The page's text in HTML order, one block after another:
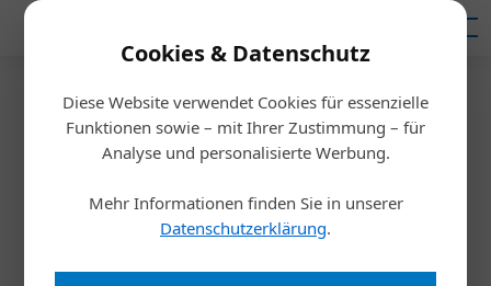
Cookies & Datenschutz
Diese Website verwendet Cookies für essenzielle
Funktionen sowie – mit Ihrer Zustimmung – für
Analyse und personalisierte Werbung.
Mehr Informationen finden Sie in unserer
Datenschutzerklärung.
Startseite/Meldungen
Einzelhandel
Die Konsumstimmung hellt
sich auf